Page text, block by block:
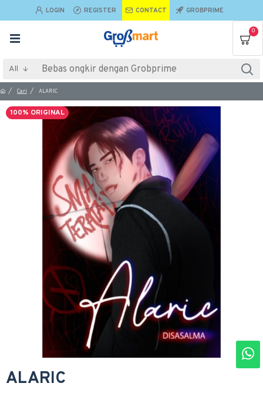
LOGIN REGISTER CONTACT GROBPRIME
0
All
Cari ALARIC
100% ORIGINAL
ALARIC